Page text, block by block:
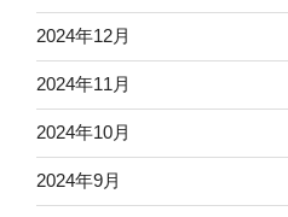
2024年12月
2024年11月
2024年10月
2024年9月